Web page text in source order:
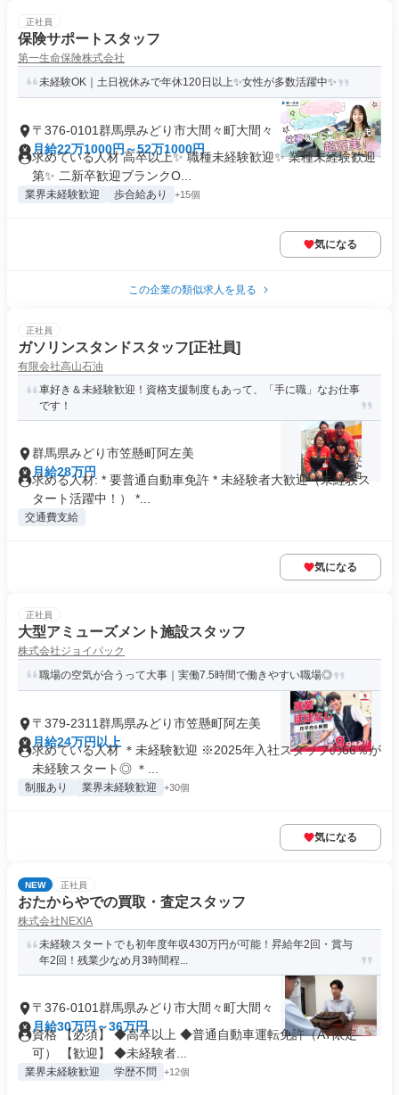
正社員
保険サポートスタッフ
第一生命保険株式会社
未経験OK｜土日祝休みで年休120日以上✨女性が多数活躍中✨
〒376-0101群馬県みどり市大間々町大間々
月給22万1000円～52万1000円
求めている人材 高卒以上✨ 職種未経験歓迎✨ 業種未経験歓迎
第✨ 二新卒歓迎ブランクO...
業界未経験歓迎 歩合給あり +15個
気になる
この企業の類似求人を見る
正社員
ガソリンスタンドスタッフ[正社員]
有限会社高山石油
車好き＆未経験歓迎！資格支援制度もあって、「手に職」なお仕事
です！
群馬県みどり市笠懸町阿左美
月給28万円
求める人材: * 要普通自動車免許 * 未経験者大歓迎（未経験ス
タート活躍中！） *...
交通費支給
気になる
正社員
大型アミューズメント施設スタッフ
株式会社ジョイパック
職場の空気が合うって大事｜実働7.5時間で働きやすい職場◎
〒379-2311群馬県みどり市笠懸町阿左美
月給24万円以上
求めている人材 ＊未経験歓迎 ※2025年入社スタッフの66％が
未経験スタート◎ ＊...
制服あり 業界未経験歓迎 +30個
気になる
NEW 正社員
おたからやでの買取・査定スタッフ
株式会社NEXIA
未経験スタートでも初年度年収430万円が可能！昇給年2回・賞与
年2回！残業少なめ月3時間程...
〒376-0101群馬県みどり市大間々町大間々
月給30万円～36万円
資格 【必須】 ◆高卒以上 ◆普通自動車運転免許（AT限定
可） 【歓迎】 ◆未経験者...
業界未経験歓迎 学歴不問 +12個